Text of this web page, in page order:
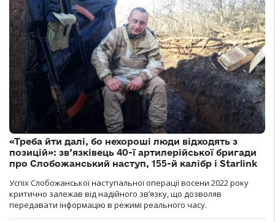
«Треба йти далі, бо нехороші люди відходять з
позицій»: зв’язківець 40-ї артилерійської бригади
про Слобожанський наступ, 155-й калібр і Starlink
Успіх Слобожанської наступальної операції восени 2022 року
критично залежав від надійного зв’язку, що дозволяв
передавати інформацію в режимі реального часу.